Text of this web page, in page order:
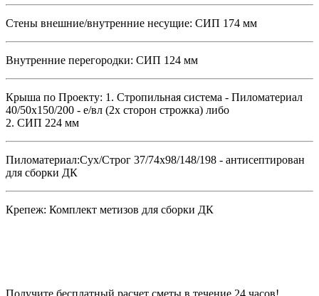
Стены внешние/внутренние несущие: СИП 174 мм
Внутренние перегородки: СИП 124 мм
Крыша по Проекту: 1. Стропильная система - Пиломатериал
40/50х150/200 - е/вл (2х сторон строжка) либо
2. СИП 224 мм
Пиломатериал:Сух/Строг 37/74х98/148/198 - антисептирован
для сборки ДК
Крепеж: Комплект метизов для сборки ДК
Получите бесплатный расчет сметы в течение 24 часов!